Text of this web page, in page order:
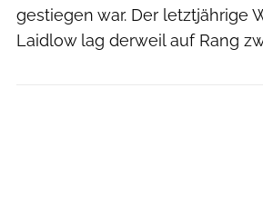
gestiegen war. Der letztjährige
Laidlow lag derweil auf Rang